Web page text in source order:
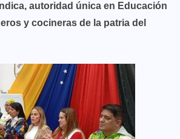
autoridad única en Educación
y cocineras de la patria del